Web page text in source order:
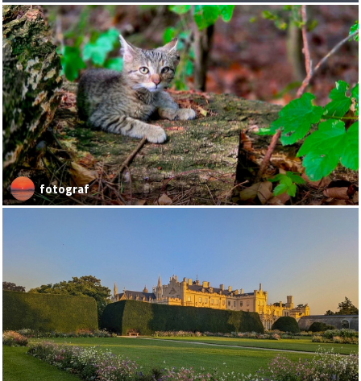
fotograf